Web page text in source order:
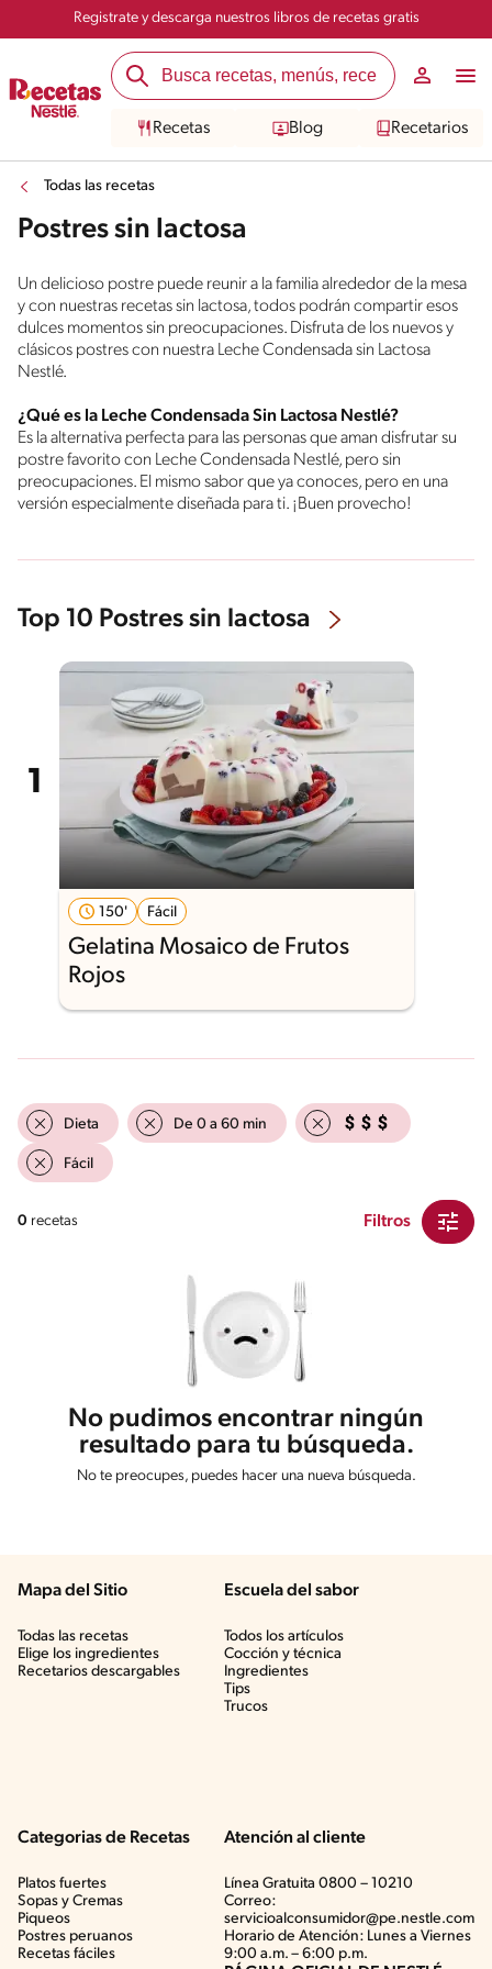
Registrate y descarga nuestros libros de recetas gratis
Recetas Blog Recetarios
Todas las recetas
Postres sin lactosa
Un delicioso postre puede reunir a la familia alrededor de la mesa
y con nuestras recetas sin lactosa, todos podrán compartir esos
dulces momentos sin preocupaciones. Disfruta de los nuevos y
clásicos postres con nuestra Leche Condensada sin Lactosa
Nestlé.
¿Qué es la Leche Condensada Sin Lactosa Nestlé?
Es la alternativa perfecta para las personas que aman disfrutar su
postre favorito con Leche Condensada Nestlé, pero sin
preocupaciones. El mismo sabor que ya conoces, pero en una
versión especialmente diseñada para ti. ¡Buen provecho!
Top 10 Postres sin lactosa
150' Fácil
Gelatina Mosaico de Frutos
Rojos
Dieta De 0 a 60 min
Fácil
0 recetas Filtros
No pudimos encontrar ningún
resultado para tu búsqueda.
No te preocupes, puedes hacer una nueva búsqueda.
Mapa del Sitio
Todas las recetas
Elige los ingredientes
Recetarios descargables
Escuela del sabor
Todos los artículos
Cocción y técnica
Ingredientes
Tips
Trucos
Categorias de Recetas
Platos fuertes
Sopas y Cremas
Piqueos
Postres peruanos
Recetas fáciles
Atención al cliente
Línea Gratuita 0800 – 10210
Correo:
servicioalconsumidor@pe.nestle.com
Horario de Atención: Lunes a Viernes
9:00 a.m. – 6:00 p.m.